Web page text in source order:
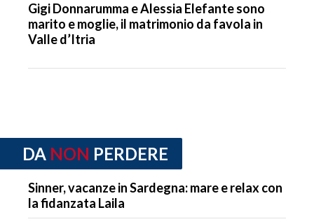
Gigi Donnarumma e Alessia Elefante sono
marito e moglie, il matrimonio da favola in
Valle d’Itria
DA NON PERDERE
Sinner, vacanze in Sardegna: mare e relax con
la fidanzata Laila